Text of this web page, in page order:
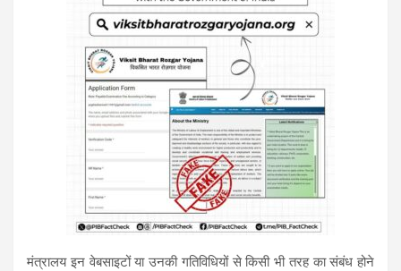
मंत्रालय इन वेबसाइटों या उनकी गतिविधियों से किसी भी तरह का संबंध होने